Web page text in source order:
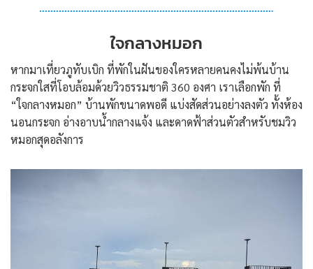
ใจกลางหมอก
หากมาเที่ยวภูทับเบิก ที่พักในฝันของใครหลายคนคงไม่พ้นบ้าน
กระจกใสที่โอบล้อมด้วยวิวธรรมชาติ 360 องศา เราเลือกพัก ที่
“ใจกลางหมอก” บ้านพักขนาดพอดี แบ่งสัดส่วนอย่างลงตัว ทั้งห้อง
นอนกระจก อ่างอาบน้ำกลางแจ้ง และดาดฟ้าส่วนตัวสำหรับชมวิว
หมอกสุดอลังการ